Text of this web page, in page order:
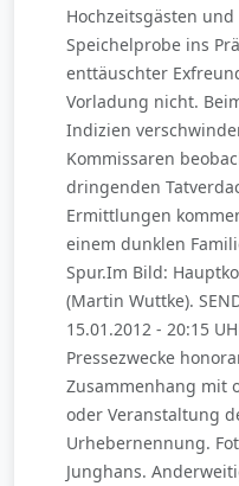
Hochzeitsgästen
Speichelprobe ins
enttäuschter
Vorladung nicht.
Indizien
Kommissaren
dringenden
Ermittlungen
einem dunklen
Spur.Im Bild:
(Martin Wuttke).
15.01.2012 - 20:15
Pressezwecke
Zusammenhang mit
oder Veranstaltung
Urhebernennung.
Junghans.